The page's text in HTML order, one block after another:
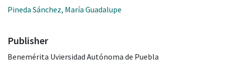
Pineda Sánchez, María Guadalupe
Publisher
Benemérita Uviersidad Autónoma de Puebla